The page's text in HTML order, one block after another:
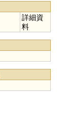
詳細資
料